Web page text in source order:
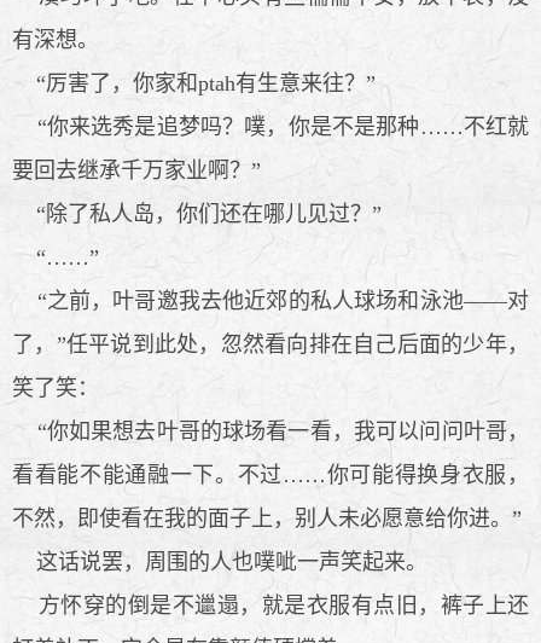
有深想。
“厉害了，你家和ptah有生意来往？”
“你来选秀是追梦吗？噗，你是不是那种……不红就
要回去继承千万家业啊？”
“除了私人岛，你们还在哪儿见过？”
“……”
“之前，叶哥邀我去他近郊的私人球场和泳池——对
了，”任平说到此处，忽然看向排在自己后面的少年，
笑了笑：
“你如果想去叶哥的球场看一看，我可以问问叶哥，
看看能不能通融一下。不过……你可能得换身衣服，
不然，即使看在我的面子上，别人未必愿意给你进。”
这话说罢，周围的人也噗呲一声笑起来。
方怀穿的倒是不邋遢，就是衣服有点旧，裤子上还